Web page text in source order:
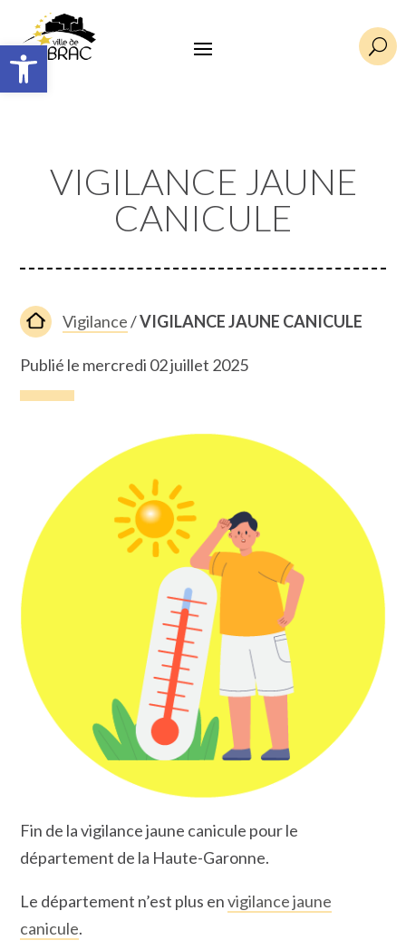
Ouvrir la barre d’outils U
VIGILANCE JAUNE
CANICULE
Vigilance/VIGILANCE JAUNE CANICULE
Publié le mercredi 02 juillet 2025
Fin de la vigilance jaune canicule pour le
département de la Haute-Garonne.
Le département n’est plus envigilance jaune
canicule.